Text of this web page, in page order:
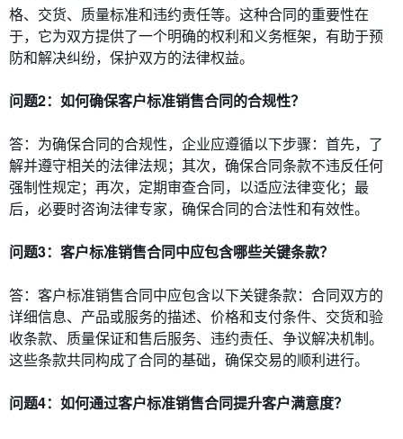
格、交货、质量标准和违约责任等。这种合同的重要性在
于，它为双方提供了一个明确的权利和义务框架，有助于预
防和解决纠纷，保护双方的法律权益。
问题2：如何确保客户标准销售合同的合规性？
答：为确保合同的合规性，企业应遵循以下步骤：首先，了
解并遵守相关的法律法规；其次，确保合同条款不违反任何
强制性规定；再次，定期审查合同，以适应法律变化；最
后，必要时咨询法律专家，确保合同的合法性和有效性。
问题3：客户标准销售合同中应包含哪些关键条款？
答：客户标准销售合同中应包含以下关键条款：合同双方的
详细信息、产品或服务的描述、价格和支付条件、交货和验
收条款、质量保证和售后服务、违约责任、争议解决机制。
这些条款共同构成了合同的基础，确保交易的顺利进行。
问题4：如何通过客户标准销售合同提升客户满意度？